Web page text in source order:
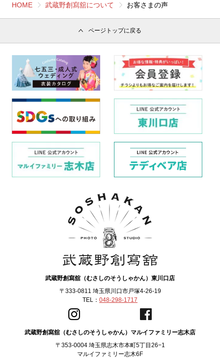
HOME 武蔵野創寫舘について お客さまの声
ページトップに戻る
武蔵野創寫舘（むさしのそうしゃかん）東川口店
〒333-0811 埼玉県川口市戸塚4-26-19
TEL： 048-298-1717
武蔵野創寫舘（むさしのそうしゃかん）マルイファミリー志木店
〒353-0004 埼玉県志木市本町5丁目26−1
マルイファミリー志木6F